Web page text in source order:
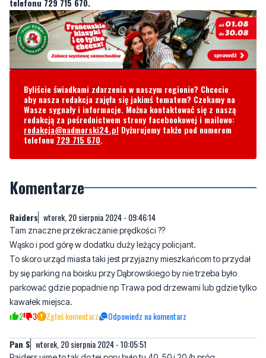
Byliście świadkami zdarzenia w naszym regionie? Chcecie
aby nasza redakcja zajęła się jakimś tematem? Czekamy na
Wasze sygnały i informacje. Można kontaktować się z naszą
redakcja@nadmorski24.plDyżurujemy także pod numerem
telefonu729 715 670.
Komentarze
Tam znaczne przekraczanie prędkości ??
To skoro urząd miasta taki jest przyjazny mieszkańcom to przydał
by się parking na boisku przy Dąbrowskiego by nie trzeba było
parkować gdzie popadnie np Trawa pod drzewami lub gdzie tylko
kawałek miejsca.
2 3 Zgłoś komentarz Odpowiedz na komentarz
Pan S wtorek, 20 sierpnia 2024 - 10:05:51
Raiders ujme to tak do tej pory było tu 40 ,50 i 20 /h próg
którym sie niespecjalnie nie spieszyło tj .osoby juz kończące swoją